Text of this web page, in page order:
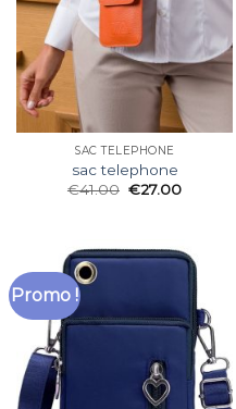
SAC TELEPHONE
sac telephone
€41.00 €27.00
Promo !